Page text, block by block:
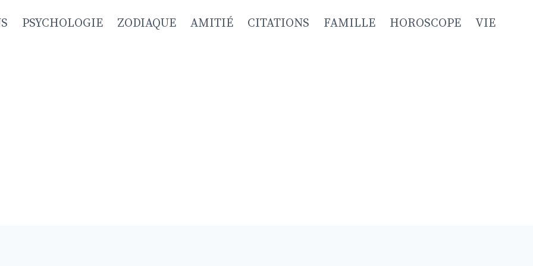
PSYCHOLOGIE ZODIAQUE AMITIÉ CITATIONS FAMILLE HOROSCOPE VIE